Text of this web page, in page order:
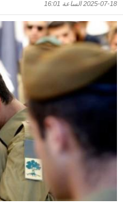
2025-07-18 الساعة 16:01